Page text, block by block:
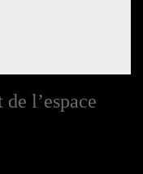
l’espace